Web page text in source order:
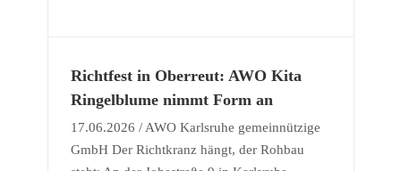
Richtfest in Oberreut: AWO Kita
Ringelblume nimmt Form an
17.06.2026 / AWO Karlsruhe gemeinnützige
GmbH Der Richtkranz hängt, der Rohbau